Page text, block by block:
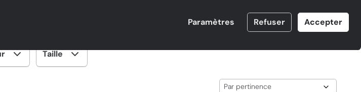
Paramètres Refuser Accepter
Taille